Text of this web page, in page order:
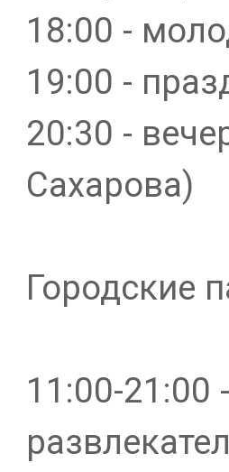
18:00 -
19:00 -
20:30 -
Сахарова)
Городские
11:00-21:00